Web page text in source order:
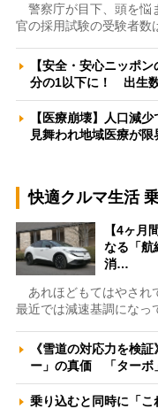
警察庁が目下、頭を悩
官の採用試験の受験者数
【安全・安心ニッポ
分の1以下に！ 出生
【医療崩壊】人口減
見舞われ地域医療が
快適クルマ生活
【4ヶ月
なる「航
消…
あれほどもてはやされ
最近では減速基調になっ
《雪道の対応力を検
ー」の真価 「ターボ
乗り込むと同時に「